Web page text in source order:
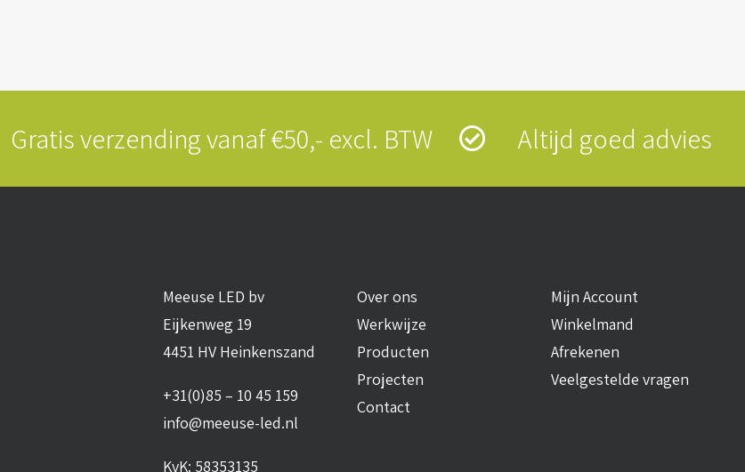
Gratis verzending vanaf €50,- excl. BTW Altijd goed advies
Meeuse LED bv
Eijkenweg 19
4451 HV Heinkenszand
+31(0)85 – 10 45 159
info@meeuse-led.nl
KvK: 58353135
Over ons
Werkwijze
Producten
Projecten
Contact
Mijn Account
Winkelmand
Afrekenen
Veelgestelde vragen